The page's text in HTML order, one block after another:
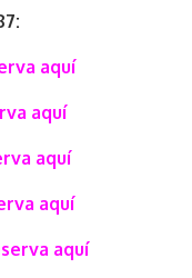
aquí
aquí
aquí
aquí
aquí